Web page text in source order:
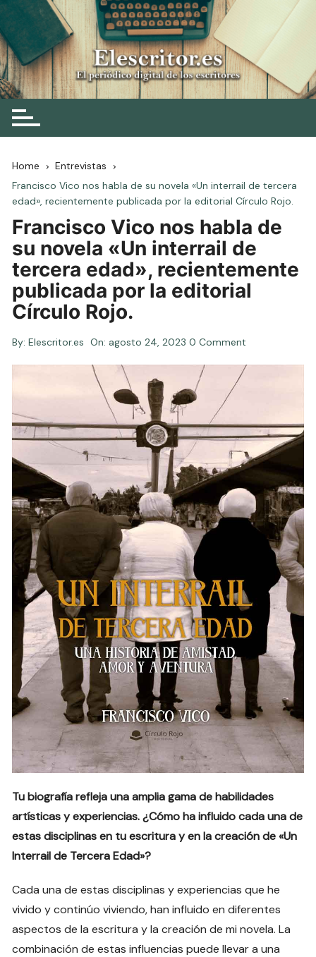
Skip
to
content
Elescritor.es
El periódico digital de los escritores
Home
Entrevistas
Francisco Vico nos habla de su novela «Un interrail de tercera
edad», recientemente publicada por la editorial Círculo Rojo.
Francisco Vico nos habla de
su novela «Un interrail de
tercera edad», recientemente
publicada por la editorial
Círculo Rojo.
By: Elescritor.es On: agosto 24, 2023 0 Comment
Tu biografía refleja una amplia gama de habilidades
artísticas y experiencias. ¿Cómo ha influido cada una de
estas disciplinas en tu escritura y en la creación de «Un
Interrail de Tercera Edad»?
Cada una de estas disciplinas y experiencias que he
vivido y continúo viviendo, han influido en diferentes
aspectos de la escritura y la creación de mi novela. La
combinación de estas influencias puede llevar a una